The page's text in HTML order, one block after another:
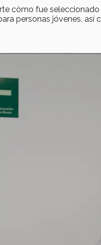
cómo fue
personas jóvenes, así